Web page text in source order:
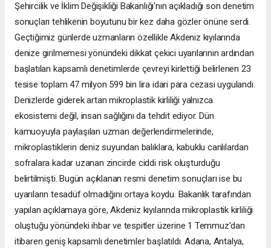
Şehircilik ve İklim Değişikliği Bakanlığı'nın açıkladığı son denetim
sonuçları tehlikenin boyutunu bir kez daha gözler önüne serdi.
Geçtiğimiz günlerde uzmanların özellikle Akdeniz kıyılarında
denize girilmemesi yönündeki dikkat çekici uyarılarının ardından
başlatılan kapsamlı denetimlerde çevreyi kirlettiği belirlenen 23
tesise toplam 47 milyon 599 bin lira idari para cezası uygulandı.
Denizlerde giderek artan mikroplastik kirliliği yalnızca
ekosistemi değil, insan sağlığını da tehdit ediyor. Dün
kamuoyuyla paylaşılan uzman değerlendirmelerinde,
mikroplastiklerin deniz suyundan balıklara, kabuklu canlılardan
sofralara kadar uzanan zincirde ciddi risk oluşturduğu
belirtilmişti. Bugün açıklanan resmi denetim sonuçları ise bu
uyarıların tesadüf olmadığını ortaya koydu. Bakanlık tarafından
yapılan açıklamaya göre, Akdeniz kıyılarında mikroplastik kirliliği
oluştuğu yönündeki ihbar ve tespitler üzerine 1 Temmuz'dan
itibaren geniş kapsamlı denetimler başlatıldı. Adana, Antalya,